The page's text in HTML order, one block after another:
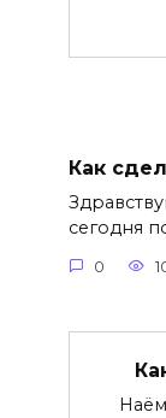
Как
сегодня
0